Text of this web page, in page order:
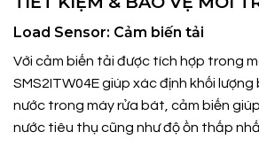
Load Sensor: Cảm biến tải
Với cảm biến tải được tích hợp trong
SMS2ITW04E giúp xác định khối
nước trong máy rửa bát, cảm biến
nước tiêu thụ cũng như độ ồn thấp